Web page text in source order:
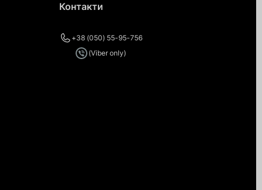
Контакти
+38 (050) 55-95-756
(Viber only)